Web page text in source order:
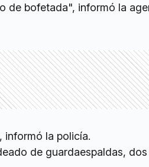
de bofetada", informó la
informó la policía.
de guardaespaldas,